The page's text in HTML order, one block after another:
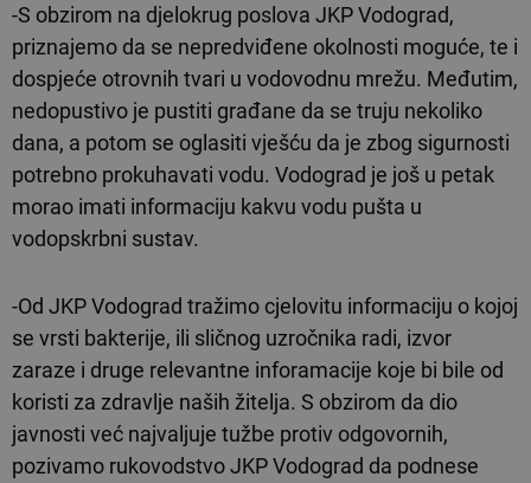
-S obzirom na djelokrug poslova JKP Vodograd,
priznajemo da se nepredviđene okolnosti moguće, te i
dospjeće otrovnih tvari u vodovodnu mrežu. Međutim,
nedopustivo je pustiti građane da se truju nekoliko
dana, a potom se oglasiti vješću da je zbog sigurnosti
potrebno prokuhavati vodu. Vodograd je još u petak
morao imati informaciju kakvu vodu pušta u
vodopskrbni sustav.
-Od JKP Vodograd tražimo cjelovitu informaciju o kojoj
se vrsti bakterije, ili sličnog uzročnika radi, izvor
zaraze i druge relevantne inforamacije koje bi bile od
koristi za zdravlje naših žitelja. S obzirom da dio
javnosti već najvaljuje tužbe protiv odgovornih,
pozivamo rukovodstvo JKP Vodograd da podnese